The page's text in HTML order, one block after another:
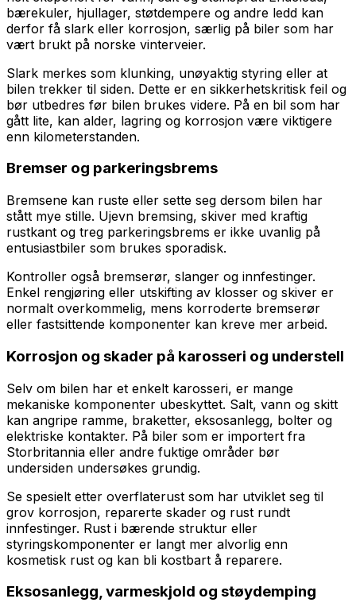
bærekuler, hjullager, støtdempere og andre ledd kan
derfor få slark eller korrosjon, særlig på biler som har
vært brukt på norske vinterveier.
Slark merkes som klunking, unøyaktig styring eller at
bilen trekker til siden. Dette er en sikkerhetskritisk feil og
bør utbedres før bilen brukes videre. På en bil som har
gått lite, kan alder, lagring og korrosjon være viktigere
enn kilometerstanden.
Bremser og parkeringsbrems
Bremsene kan ruste eller sette seg dersom bilen har
stått mye stille. Ujevn bremsing, skiver med kraftig
rustkant og treg parkeringsbrems er ikke uvanlig på
entusiastbiler som brukes sporadisk.
Kontroller også bremserør, slanger og innfestinger.
Enkel rengjøring eller utskifting av klosser og skiver er
normalt overkommelig, mens korroderte bremserør
eller fastsittende komponenter kan kreve mer arbeid.
Korrosjon og skader på karosseri og understell
Selv om bilen har et enkelt karosseri, er mange
mekaniske komponenter ubeskyttet. Salt, vann og skitt
kan angripe ramme, braketter, eksosanlegg, bolter og
elektriske kontakter. På biler som er importert fra
Storbritannia eller andre fuktige områder bør
undersiden undersøkes grundig.
Se spesielt etter overflaterust som har utviklet seg til
grov korrosjon, reparerte skader og rust rundt
innfestinger. Rust i bærende struktur eller
styringskomponenter er langt mer alvorlig enn
kosmetisk rust og kan bli kostbart å reparere.
Eksosanlegg, varmeskjold og støydemping